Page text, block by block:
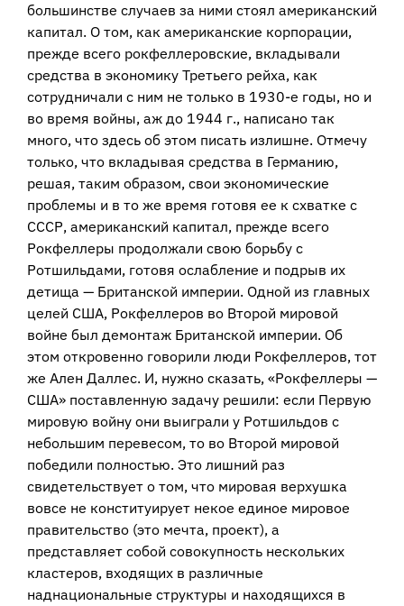
большинстве случаев за ними стоял американский
капитал. О том, как американские корпорации,
прежде всего рокфеллеровские, вкладывали
средства в экономику Третьего рейха, как
сотрудничали с ним не только в 1930-е годы, но и
во время войны, аж до 1944 г., написано так
много, что здесь об этом писать излишне. Отмечу
только, что вкладывая средства в Германию,
решая, таким образом, свои экономические
проблемы и в то же время готовя ее к схватке с
СССР, американский капитал, прежде всего
Рокфеллеры продолжали свою борьбу с
Ротшильдами, готовя ослабление и подрыв их
детища — Британской империи. Одной из главных
целей США, Рокфеллеров во Второй мировой
войне был демонтаж Британской империи. Об
этом откровенно говорили люди Рокфеллеров, тот
же Ален Даллес. И, нужно сказать, «Рокфеллеры —
США» поставленную задачу решили: если Первую
мировую войну они выиграли у Ротшильдов с
небольшим перевесом, то во Второй мировой
победили полностью. Это лишний раз
свидетельствует о том, что мировая верхушка
вовсе не конституирует некое единое мировое
правительство (это мечта, проект), а
представляет собой совокупность нескольких
кластеров, входящих в различные
наднациональные структуры и находящихся в